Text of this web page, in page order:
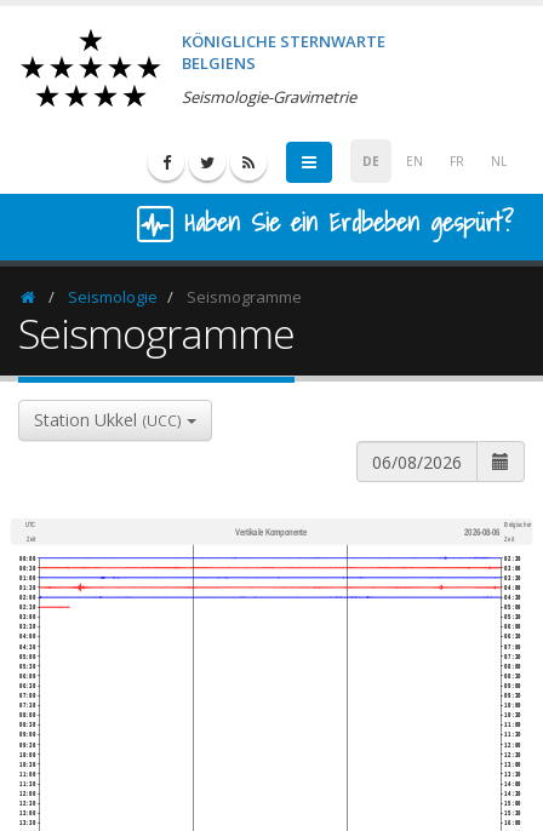
KÖNIGLICHE STERNWARTE
BELGIENS
Seismologie-Gravimetrie
DE EN FR NL
Haben Sie ein Erdbeben gespürt?
HomepageSeismologie Seismogramme
Seismogramme
Station Ukkel (UCC)
UTC
Zeit
Vertikale Komponente 2026-08-06
Belgischer
Zeit
00:00
00:30
01:00
01:30
02:00
02:30
03:00
03:30
04:00
04:30
05:00
05:30
06:00
06:30
07:00
07:30
08:00
08:30
09:00
09:30
10:00
10:30
11:00
11:30
12:00
12:30
13:00
13:30
02:30
03:00
03:30
04:00
04:30
05:00
05:30
06:00
06:30
07:00
07:30
08:00
08:30
09:00
09:30
10:00
10:30
11:00
11:30
12:00
12:30
13:00
13:30
14:00
14:30
15:00
15:30
16:00